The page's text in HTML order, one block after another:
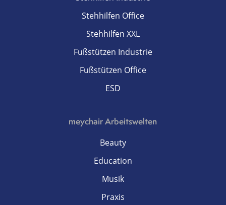
Stehhilfen Office
Stehhilfen XXL
Fußstützen Industrie
Fußstützen Office
ESD
meychair Arbeitswelten
Beauty
Education
Musik
Praxis